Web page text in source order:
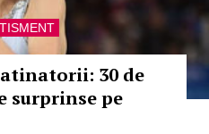
30 de
surprinse pe